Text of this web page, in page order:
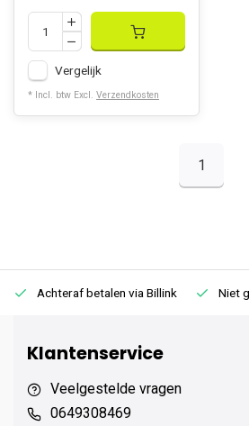
Vergelijk
* Incl. btw Excl. Verzendkosten
1
Achteraf betalen via Billink Niet
Klantenservice
Veelgestelde vragen
0649308469